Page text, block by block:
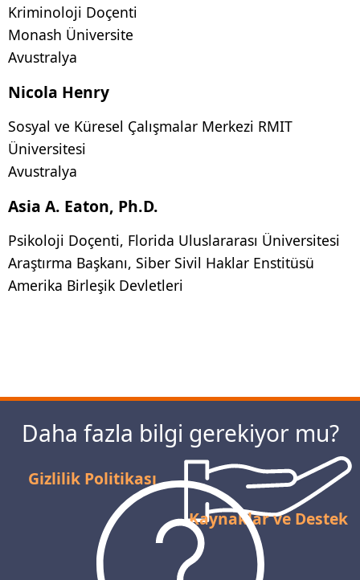
Kriminoloji Doçenti
Monash Üniversite
Avustralya
Nicola Henry
Sosyal ve Küresel Çalışmalar Merkezi RMIT
Üniversitesi
Avustralya
Asia A. Eaton, Ph.D.
Psikoloji Doçenti, Florida Uluslararası Üniversitesi
Araştırma Başkanı, Siber Sivil Haklar Enstitüsü
Amerika Birleşik Devletleri
Daha fazla bilgi gerekiyor mu?
Gizlilik Politikası
Kaynaklar ve Destek